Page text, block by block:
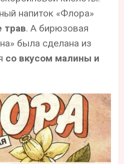
напиток «Флора»
трав. А бирюзовая
была сделана из
со вкусом малины и